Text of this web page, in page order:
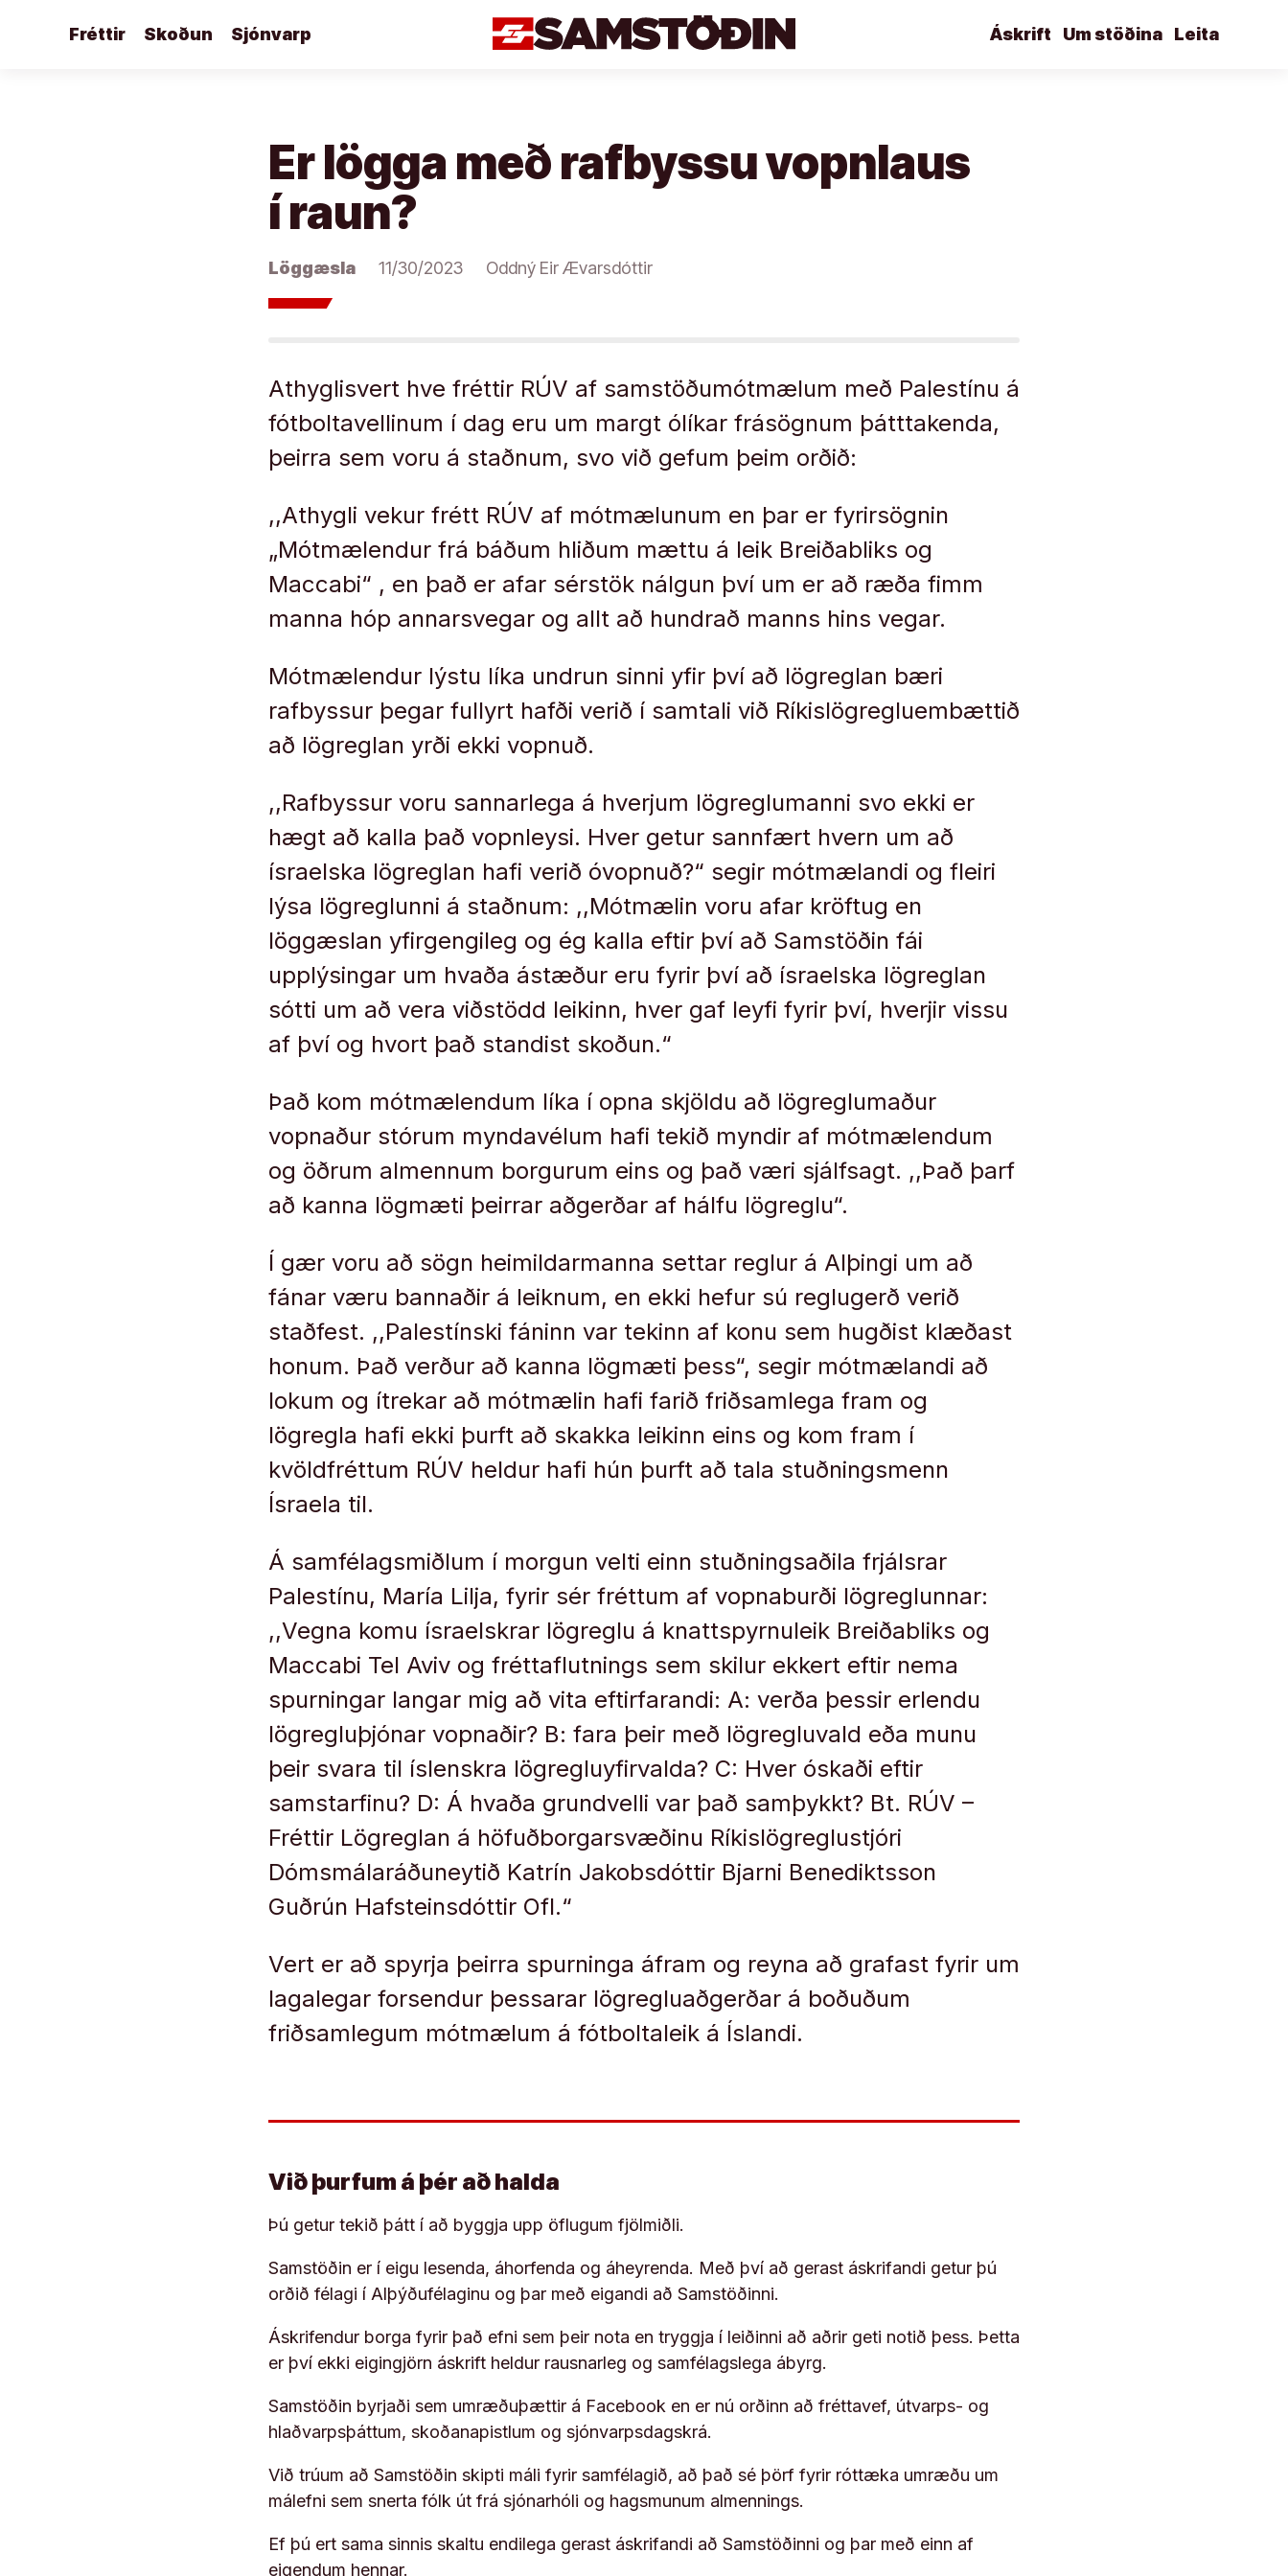
Fréttir Skoðun Sjónvarp Leita
Um stöðina
Áskrift
Er lögga með rafbyssu vopnlaus
í raun?
Löggæsla 11/30/2023 Oddný Eir Ævarsdóttir
Athyglisvert hve fréttir RÚV af samstöðumótmælum með Palestínu á
fótboltavellinum í dag eru um margt ólíkar frásögnum þátttakenda,
þeirra sem voru á staðnum, svo við gefum þeim orðið:
,,Athygli vekur frétt RÚV af mótmælunum en þar er fyrirsögnin
„Mótmælendur frá báðum hliðum mættu á leik Breiðabliks og
Maccabi“ , en það er afar sérstök nálgun því um er að ræða fimm
manna hóp annarsvegar og allt að hundrað manns hins vegar.
Mótmælendur lýstu líka undrun sinni yfir því að lögreglan bæri
rafbyssur þegar fullyrt hafði verið í samtali við Ríkislögregluembættið
að lögreglan yrði ekki vopnuð.
,,Rafbyssur voru sannarlega á hverjum lögreglumanni svo ekki er
hægt að kalla það vopnleysi. Hver getur sannfært hvern um að
ísraelska lögreglan hafi verið óvopnuð?“ segir mótmælandi og fleiri
lýsa lögreglunni á staðnum: ,,Mótmælin voru afar kröftug en
löggæslan yfirgengileg og ég kalla eftir því að Samstöðin fái
upplýsingar um hvaða ástæður eru fyrir því að ísraelska lögreglan
sótti um að vera viðstödd leikinn, hver gaf leyfi fyrir því, hverjir vissu
af því og hvort það standist skoðun.“
Það kom mótmælendum líka í opna skjöldu að lögreglumaður
vopnaður stórum myndavélum hafi tekið myndir af mótmælendum
og öðrum almennum borgurum eins og það væri sjálfsagt. ,,Það þarf
að kanna lögmæti þeirrar aðgerðar af hálfu lögreglu“.
Í gær voru að sögn heimildarmanna settar reglur á Alþingi um að
fánar væru bannaðir á leiknum, en ekki hefur sú reglugerð verið
staðfest. ,,Palestínski fáninn var tekinn af konu sem hugðist klæðast
honum. Það verður að kanna lögmæti þess“, segir mótmælandi að
lokum og ítrekar að mótmælin hafi farið friðsamlega fram og
lögregla hafi ekki þurft að skakka leikinn eins og kom fram í
kvöldfréttum RÚV heldur hafi hún þurft að tala stuðningsmenn
Ísraela til.
Á samfélagsmiðlum í morgun velti einn stuðningsaðila frjálsrar
Palestínu, María Lilja, fyrir sér fréttum af vopnaburði lögreglunnar:
,,Vegna komu ísraelskrar lögreglu á knattspyrnuleik Breiðabliks og
Maccabi Tel Aviv og fréttaflutnings sem skilur ekkert eftir nema
spurningar langar mig að vita eftirfarandi: A: verða þessir erlendu
lögregluþjónar vopnaðir? B: fara þeir með lögregluvald eða munu
þeir svara til íslenskra lögregluyfirvalda? C: Hver óskaði eftir
samstarfinu? D: Á hvaða grundvelli var það samþykkt? Bt. RÚV –
Fréttir Lögreglan á höfuðborgarsvæðinu Ríkislögreglustjóri
Dómsmálaráðuneytið Katrín Jakobsdóttir Bjarni Benediktsson
Guðrún Hafsteinsdóttir Ofl.“
Vert er að spyrja þeirra spurninga áfram og reyna að grafast fyrir um
lagalegar forsendur þessarar lögregluaðgerðar á boðuðum
friðsamlegum mótmælum á fótboltaleik á Íslandi.
Við þurfum á þér að halda
Þú getur tekið þátt í að byggja upp öflugum fjölmiðli.
Samstöðin er í eigu lesenda, áhorfenda og áheyrenda. Með því að gerast áskrifandi getur þú
orðið félagi í Alþýðufélaginu og þar með eigandi að Samstöðinni.
Áskrifendur borga fyrir það efni sem þeir nota en tryggja í leiðinni að aðrir geti notið þess. Þetta
er því ekki eigingjörn áskrift heldur rausnarleg og samfélagslega ábyrg.
Samstöðin byrjaði sem umræðuþættir á Facebook en er nú orðinn að fréttavef, útvarps- og
hlaðvarpsþáttum, skoðanapistlum og sjónvarpsdagskrá.
Við trúum að Samstöðin skipti máli fyrir samfélagið, að það sé þörf fyrir róttæka umræðu um
málefni sem snerta fólk út frá sjónarhóli og hagsmunum almennings.
Ef þú ert sama sinnis skaltu endilega gerast áskrifandi að Samstöðinni og þar með einn af
eigendum hennar.